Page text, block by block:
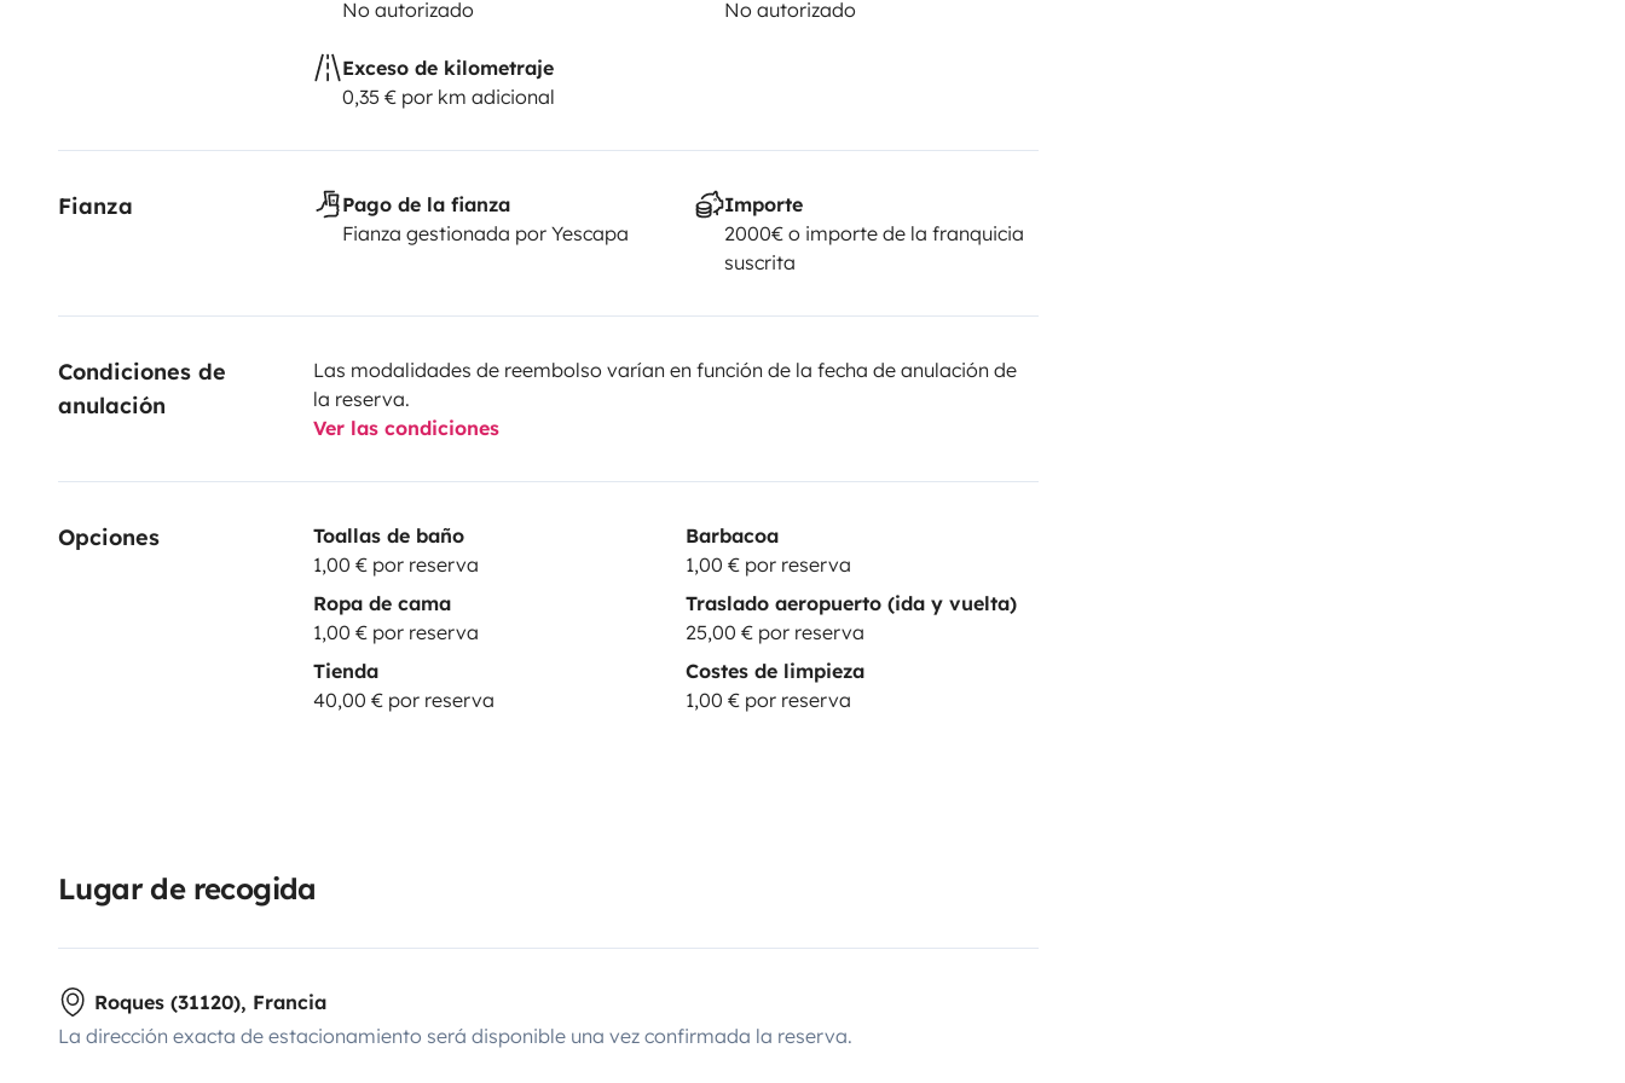
demandé obligatoirement en espèces avant le départ, elle sera restitué au retour
si le véhicule est dans le même état de depart.
No autorizado
No autorizado
Exceso de kilometraje
0,35 € por km adicional
Fianza
Pago de la fianza
Fianza gestionada por Yescapa
Importe
2000€ o importe de la franquicia
suscrita
Condiciones de
anulación
Las modalidades de reembolso varían en función de la fecha de anulación de
la reserva.
Ver las condiciones
Opciones
Toallas de baño
1,00 € por reserva
Barbacoa
1,00 € por reserva
Ropa de cama
1,00 € por reserva
Traslado aeropuerto (ida y vuelta)
25,00 € por reserva
Tienda
40,00 € por reserva
Costes de limpieza
1,00 € por reserva
Lugar de recogida
Roques (31120), Francia
La dirección exacta de estacionamiento será disponible una vez confirmada la reserva.